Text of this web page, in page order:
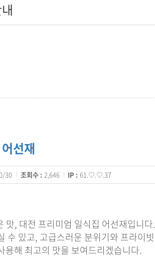
선재
30 조회수 : 2,646 IP : 61.♡.♡.37
맛, 대전 프리미엄 일식집 어선재입니다.
수 있고, 고급스러운 분위기와 프라이
용해 최고의 맛을 보여드리겠습니다.